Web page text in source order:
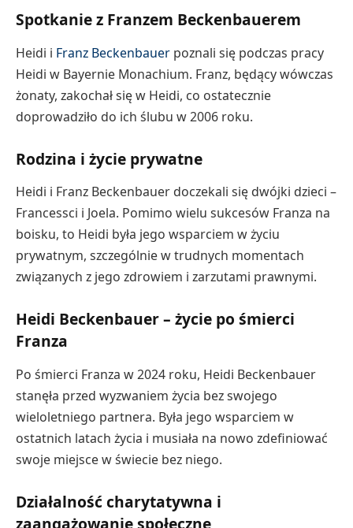
Spotkanie z Franzem Beckenbauerem
Heidi i Franz Beckenbauer poznali się podczas pracy
Heidi w Bayernie Monachium. Franz, będący wówczas
żonaty, zakochał się w Heidi, co ostatecznie
doprowadziło do ich ślubu w 2006 roku.
Rodzina i życie prywatne
Heidi i Franz Beckenbauer doczekali się dwójki dzieci –
Francessci i Joela. Pomimo wielu sukcesów Franza na
boisku, to Heidi była jego wsparciem w życiu
prywatnym, szczególnie w trudnych momentach
związanych z jego zdrowiem i zarzutami prawnymi.
Heidi Beckenbauer – życie po śmierci
Franza
Po śmierci Franza w 2024 roku, Heidi Beckenbauer
stanęła przed wyzwaniem życia bez swojego
wieloletniego partnera. Była jego wsparciem w
ostatnich latach życia i musiała na nowo zdefiniować
swoje miejsce w świecie bez niego.
Działalność charytatywna i
zaangażowanie społeczne